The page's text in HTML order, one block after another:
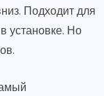
Подходит для
установке. Но